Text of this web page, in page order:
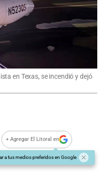
en Texas, se incendió y dejó
+ Agregar El Litoral en
a tus medios preferidos en Google